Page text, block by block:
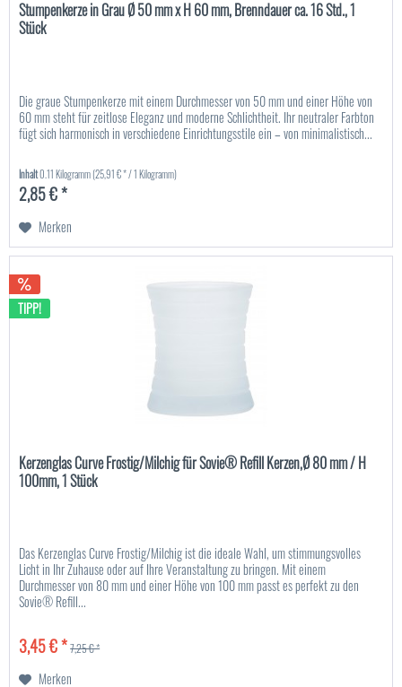
Stumpenkerze in Grau Ø 50 mm x H 60 mm, Brenndauer ca. 16 Std., 1
Stück
Die graue Stumpenkerze mit einem Durchmesser von 50 mm und einer Höhe von
60 mm steht für zeitlose Eleganz und moderne Schlichtheit. Ihr neutraler Farbton
fügt sich harmonisch in verschiedene Einrichtungsstile ein – von minimalistisch...
Inhalt0.11 Kilogramm(25,91 € * / 1 Kilogramm)
2,85 € *
Merken
TIPP!
Kerzenglas Curve Frostig/Milchig für Sovie® Refill Kerzen,Ø 80 mm / H
100mm, 1 Stück
Das Kerzenglas Curve Frostig/Milchig ist die ideale Wahl, um stimmungsvolles
Licht in Ihr Zuhause oder auf Ihre Veranstaltung zu bringen. Mit einem
Durchmesser von 80 mm und einer Höhe von 100 mm passt es perfekt zu den
Sovie® Refill...
3,45 € *7,25 € *
Merken